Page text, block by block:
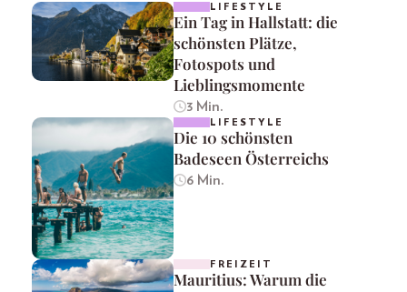
LIFESTYLE
Ein Tag in Hallstatt: die
schönsten Plätze,
Fotospots und
Lieblingsmomente
3 Min.
LIFESTYLE
Die 10 schönsten
Badeseen Österreichs
6 Min.
FREIZEIT
Mauritius: Warum die